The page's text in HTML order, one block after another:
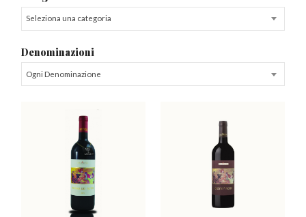
Seleziona una categoria
Denominazioni
Ogni Denominazione